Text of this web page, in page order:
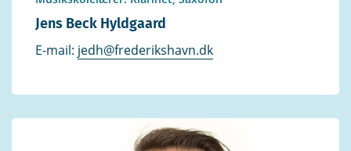
Jens Beck Hyldgaard
E-mail: jedh@frederikshavn.dk